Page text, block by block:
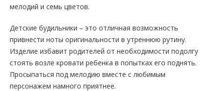
мелодий и семь цветов.
Детские будильники – это отличная возможность
привнести ноты оригинальности в утреннюю рутину.
Изделие избавит родителей от необходимости подолгу
стоять возле кровати ребенка в попытках его поднять.
Просыпаться под мелодию вместе с любимым
персонажем намного приятнее.